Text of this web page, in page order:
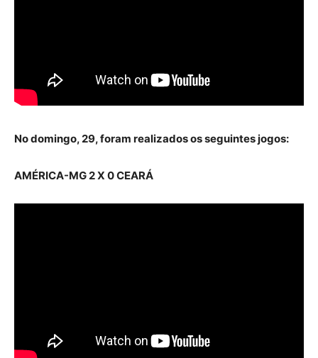
No domingo, 29, foram realizados os seguintes jogos:
AMÉRICA-MG 2 X 0 CEARÁ